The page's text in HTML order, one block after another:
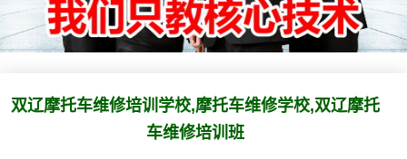
双辽摩托车维修培训学校,摩托车维修学校,双辽摩托
车维修培训班